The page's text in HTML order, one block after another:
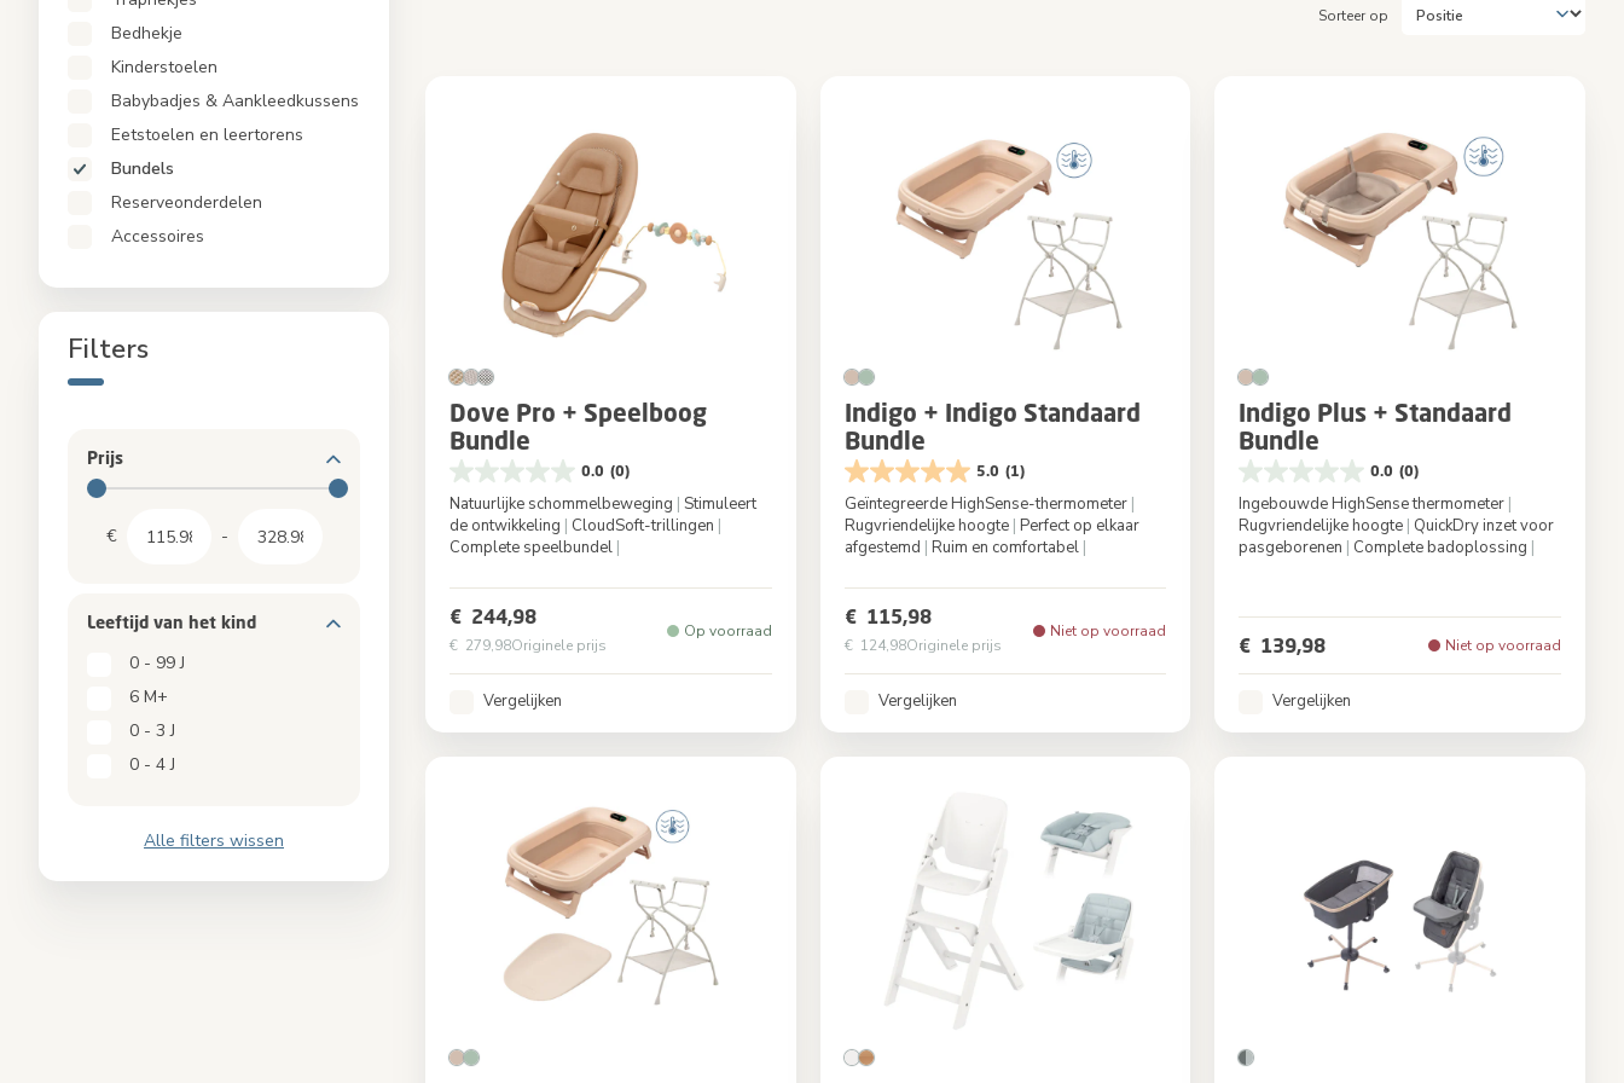
Eetstoelen en leertorens
Bundels
Reserveonderdelen
Accessoires
Sorteer op
Dove Pro + Speelboog
Bundle
0.0 (0)
Natuurlijke schommelbeweging | Stimuleert
de ontwikkeling | CloudSoft-trillingen |
Complete speelbundel |
€ 244,98
€ 279,98Originele prijs
Op voorraad
Vergelijken
Indigo + Indigo Standaard
Bundle
5.0 (1)
Geïntegreerde HighSense-thermometer |
Rugvriendelijke hoogte | Perfect op elkaar
afgestemd | Ruim en comfortabel |
€ 115,98
€ 124,98Originele prijs
Niet op voorraad
Vergelijken
Indigo Plus + Standaard
Bundle
0.0 (0)
Ingebouwde HighSense thermometer |
Rugvriendelijke hoogte | QuickDry inzet voor
pasgeborenen | Complete badoplossing |
€ 139,98 Niet op voorraad
Vergelijken
Bedhekje
Kinderstoelen
Babybadjes & Aankleedkussens
Eetstoelen en leertorens
Bundels
Reserveonderdelen
Accessoires
Filters
Prijs
€ -
Leeftijd van het kind​​
0 - 99 J
6 M+
0 - 3 J
0 - 4 J
Alle filters wissen